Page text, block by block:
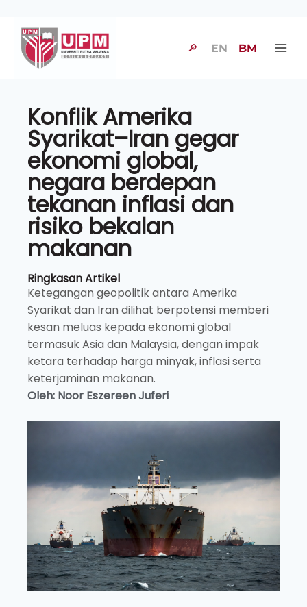
🔎 EN BM
Konflik Amerika
Syarikat–Iran gegar
ekonomi global,
negara berdepan
tekanan inflasi dan
risiko bekalan
makanan
Ringkasan Artikel
Ketegangan geopolitik antara Amerika
Syarikat dan Iran dilihat berpotensi memberi
kesan meluas kepada ekonomi global
termasuk Asia dan Malaysia, dengan impak
ketara terhadap harga minyak, inflasi serta
keterjaminan makanan.
Oleh: Noor Eszereen Juferi